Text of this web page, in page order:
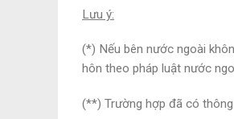
Lưu ý:
(*) Nếu bên nước ngoài
hôn theo pháp luật nước
(**) Trường hợp đã có thông